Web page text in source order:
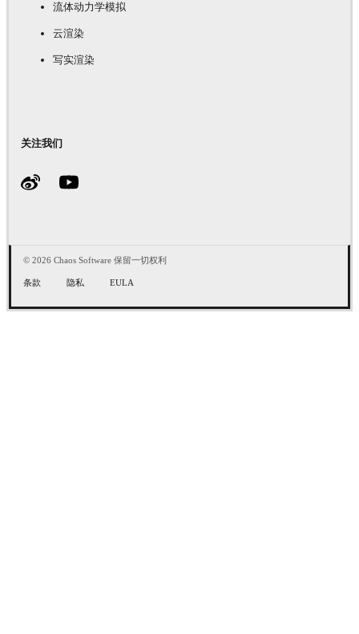
流体动力学模拟
云渲染
写实渲染
关注我们
© 2026 Chaos Software 保留一切权利
条款 隐私 EULA